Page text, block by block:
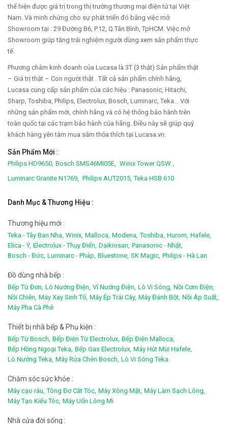
thể hiện được giá trị trong thị trường thương mại điện tử tại Việt
Nam. Và minh chứng cho sự phát triển đó bằng việc mở
Showroom tại : 29 Đường B6, P.12, Q.Tân Bình, TpHCM. Việc mở
Showroom giúp tăng trải nghiệm người dùng xem sản phẩm thực
tế.
Phương châm kinh doanh của Lucasa là 3T (3 thật) Sản phẩm thật
– Giá trị thật – Con người thật . Tất cả sản phẩm chính hãng,
Lucasa cung cấp sản phẩm của các hiệu : Panasonic, Hitachi,
Sharp, Toshiba, Philips, Electrolux, Bosch, Luminarc, Teka... Với
những sản phẩm mới, chính hãng và có hệ thống bảo hành trên
toàn quốc tại các trạm bảo hành của hãng. Điều này sẽ giúp quý
khách hàng yên tâm mua sắm thỏa thích tại Lucasa.vn.
Sản Phẩm Mới :
Philips HD9650, Bosch SMS46MI05E, Winix Tower QSW ,
Luminarc Granite N1769, Philips AUT2015, Teka HSB 610
Danh Mục & Thương Hiệu :
Thương hiệu mới :
Teka - Tây Ban Nha, Winix, Malloca, Modena, Toshiba, Hurom, Hafele,
Elica - Ý, Electrolux - Thụy Điển, Daikiosan, Panasonic - Nhật,
Bosch - Đức, Luminarc - Pháp, Bluestone, SK Magic, Philips - Hà Lan
Đồ dùng nhà bếp :
Bếp Từ Đơn, Lò Nướng Điện, Vỉ Nướng Điện, Lò Vi Sóng, Nồi Cơm Điện,
Nồi Chiên, Máy Xay Sinh Tố, Máy Ép Trái Cây, Máy Đánh Bột, Nồi Áp Suất,
Máy Pha Cà Phê
Thiết bị nhà bếp & Phụ kiện :
Bếp Từ Bosch, Bếp Điện Từ Electrolux, Bếp Điện Malloca,
Bếp Hồng Ngoại Teka, Bếp Gas Electrolux, Máy Hút Mùi Hafele,
Lò Nướng Teka, Máy Rửa Chén Bosch, Lò Vi Sóng Teka
Chắm sóc sức khỏe :
Máy cạo râu, Tông Đơ Cắt Tóc, Máy Xông Mặt, Máy Làm Sạch Lông,
Máy Tạo Kiểu Tóc, Máy Uốn Lông Mi
Nhà cửa đời sống :